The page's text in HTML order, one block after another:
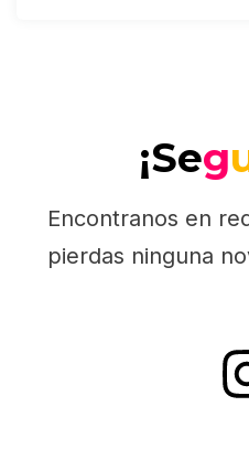
¡Seg
Encontranos en
pierdas ninguna